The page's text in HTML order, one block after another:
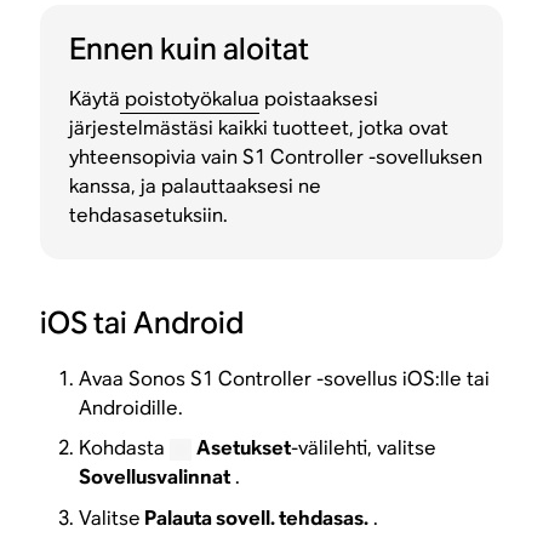
Ennen kuin aloitat
Käytä poistotyökalua poistaaksesi
järjestelmästäsi kaikki tuotteet, jotka ovat
yhteensopivia vain S1 Controller -sovelluksen
kanssa, ja palauttaaksesi ne
tehdasasetuksiin.
iOS tai Android
Avaa Sonos S1 Controller -sovellus iOS:lle tai
Androidille.
Kohdasta
Asetukset-välilehti, valitse
Sovellusvalinnat.
Valitse Palauta sovell. tehdasas..